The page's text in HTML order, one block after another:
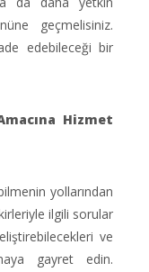
geçmelisiniz.
edebileceği bir
Hizmet
yollarından
ilgili sorular
ve
gayret edin.